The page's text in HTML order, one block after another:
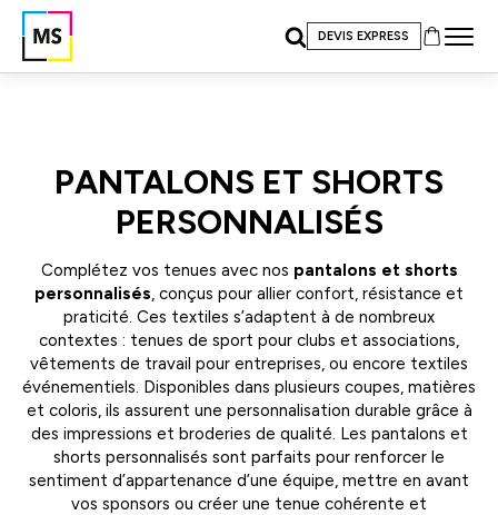
DEVIS EXPRESS
PANTALONS ET SHORTS
PERSONNALISÉS
Complétez vos tenues avec nos pantalons et shorts
personnalisés, conçus pour allier confort, résistance et
praticité. Ces textiles s’adaptent à de nombreux
contextes : tenues de sport pour clubs et associations,
vêtements de travail pour entreprises, ou encore textiles
événementiels. Disponibles dans plusieurs coupes, matières
et coloris, ils assurent une personnalisation durable grâce à
des impressions et broderies de qualité. Les pantalons et
shorts personnalisés sont parfaits pour renforcer le
sentiment d’appartenance d’une équipe, mettre en avant
vos sponsors ou créer une tenue cohérente et